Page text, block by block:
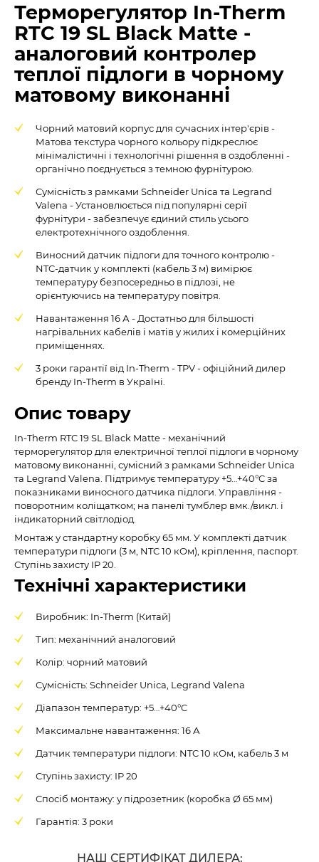
Терморегулятор In-Therm
RTC 19 SL Black Matte -
аналоговий контролер
теплої підлоги в чорному
матовому виконанні
Чорний матовий корпус для сучасних інтер'єрів -
Матова текстура чорного кольору підкреслює
мінімалістичні і технологічні рішення в оздобленні -
органічно поєднується з темною фурнітурою.
Сумісність з рамками Schneider Unica та Legrand
Valena - Установлюється під популярні серії
фурнітури - забезпечує єдиний стиль усього
електротехнічного оздоблення.
Виносний датчик підлоги для точного контролю -
NTC-датчик у комплекті (кабель 3 м) вимірює
температуру безпосередньо в підлозі, не
орієнтуючись на температуру повітря.
Навантаження 16 А - Достатньо для більшості
нагрівальних кабелів і матів у жилих і комерційних
приміщеннях.
3 роки гарантії від In-Therm - TPV - офіційний дилер
бренду In-Therm в Україні.
Опис товару
In-Therm RTC 19 SL Black Matte - механічний
терморегулятор для електричної теплої підлоги в чорному
матовому виконанні, сумісний з рамками Schneider Unica
та Legrand Valena. Підтримує температуру +5…+40°C за
показниками виносного датчика підлоги. Управління -
поворотним коліщатком; на панелі тумблер вмк./викл. і
індикаторний світлодіод.
Монтаж у стандартну коробку 65 мм. У комплекті датчик
температури підлоги (3 м, NTC 10 кОм), кріплення, паспорт.
Ступінь захисту IP 20.
Технічні характеристики
Виробник: In-Therm (Китай)
Тип: механічний аналоговий
Колір: чорний матовий
Сумісність: Schneider Unica, Legrand Valena
Діапазон температур: +5…+40°C
Максимальне навантаження: 16 А
Датчик температури підлоги: NTC 10 кОм, кабель 3 м
Ступінь захисту: IP 20
Спосіб монтажу: у підрозетник (коробка Ø 65 мм)
Гарантія: 3 роки
НАШ СЕРТИФІКАТ ДИЛЕРА: